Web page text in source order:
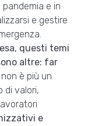
e in
e gestire
questi temi
altre: far
è più un
di valori,
e